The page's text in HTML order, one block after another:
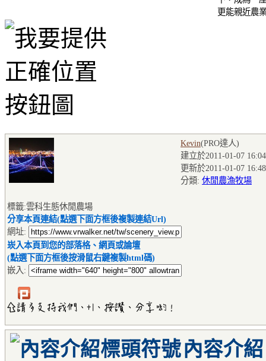
更能親近農
Kevin(PRO達人)
建立於2011-01-07
更新於2011-01-07
分類: 休閒農漁牧場
標籤:雲科生態休閒農場
分享本頁連結(點選下面方框後複製連結Url)
網址:
崁入本頁到您的部落格、網頁或論壇
(點選下面方框後按滑鼠右鍵複製html碼)
嵌入:
內容介紹